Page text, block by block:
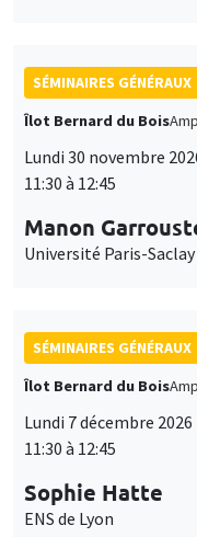
SÉMINAIRES GÉNÉRAUX
Îlot Bernard du Bois
Lundi 30 novembre
11:30 à 12:45
Manon
Université Paris-Saclay
SÉMINAIRES GÉNÉRAUX
Îlot Bernard du Bois
Lundi 7 décembre 2026
11:30 à 12:45
Sophie Hatte
ENS de Lyon